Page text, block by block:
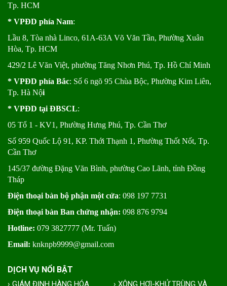
Tp. HCM
* VPĐD phía Nam:
Lầu 8, Tòa nhà Linco, 61A-63A Võ Văn Tần, Phường Xuân
Hòa, Tp. HCM
429/2 Lê Văn Việt, phường Tăng Nhơn Phú, Tp. Hồ Chí Minh
* VPĐD phía Bắc: Số 6 ngõ 95 Chùa Bộc, Phường Kim Liên,
Tp. Hà Nội
* VPĐD tại ĐBSCL:
05 Tổ 1 - KV1, Phường Hưng Phú, Tp. Cần Thơ
Số 959 Quốc Lộ 91, KP. Thới Thạnh 1, Phường Thốt Nốt, Tp.
Cần Thơ
145/37 đường Đặng Văn Bình, phường Cao Lãnh, tỉnh Đồng
Tháp
Điện thoại bàn bộ phận một cửa: 098 197 7731
Điện thoại bàn Ban chứng nhận: 098 876 9794
Hotline: 079 3827777 (Mr. Tuấn)
Email: knknpb9999@gmail.com
DỊCH VỤ NỔI BẬT
› GIÁM ĐỊNH HÀNG HÓA › XÔNG HƠI-KHỬ TRÙNG VÀ